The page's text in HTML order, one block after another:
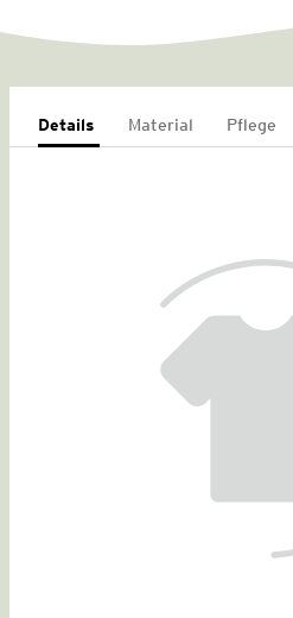
Details Material Pflege